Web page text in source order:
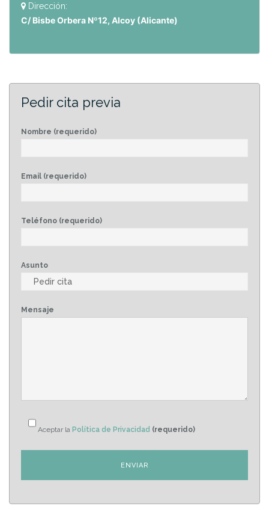
Dirección:
C/ Bisbe Orbera Nº12, Alcoy (Alicante)
Pedir cita previa
Nombre (requerido)
Email (requerido)
Teléfono (requerido)
Asunto
Mensaje
Aceptar la Política de Privacidad (requerido)